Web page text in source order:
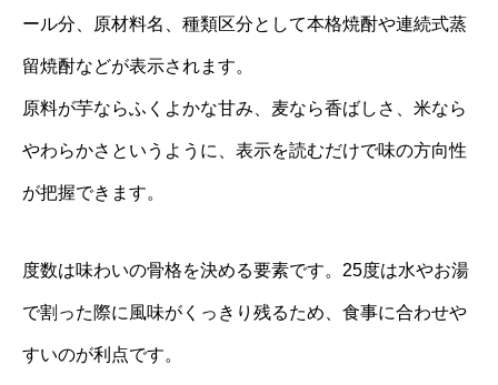
ール分、原材料名、種類区分として本格焼酎や連続式蒸
留焼酎などが表示されます。
原料が芋ならふくよかな甘み、麦なら香ばしさ、米なら
やわらかさというように、表示を読むだけで味の方向性
が把握できます。
度数は味わいの骨格を決める要素です。25度は水やお湯
で割った際に風味がくっきり残るため、食事に合わせや
すいのが利点です。